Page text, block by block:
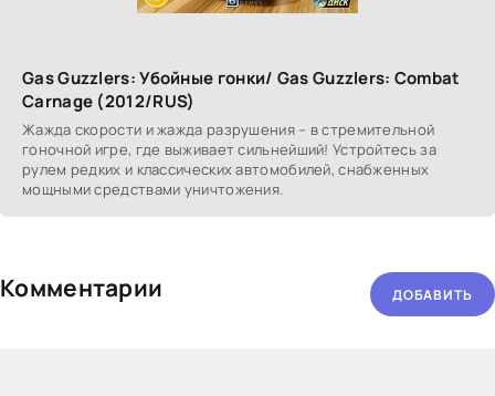
Gas Guzzlers: Убойные гонки/ Gas Guzzlers: Combat
Carnage (2012/RUS)
Жажда скорости и жажда разрушения – в стремительной
гоночной игре, где выживает сильнейший! Устройтесь за
рулем редких и классических автомобилей, снабженных
мощными средствами уничтожения.
Комментарии ДОБАВИТЬ